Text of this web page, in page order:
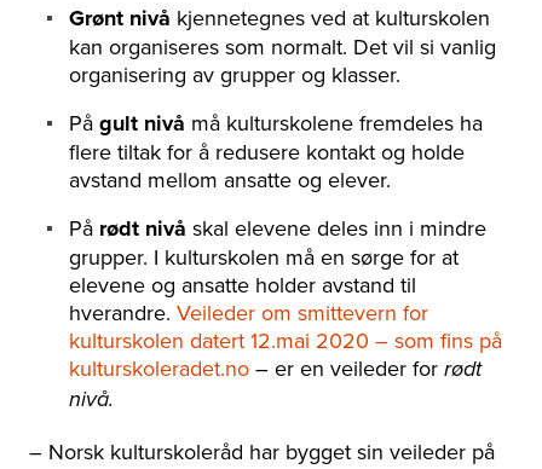
Grønt nivå kjennetegnes ved at kulturskolen
kan organiseres som normalt. Det vil si vanlig
organisering av grupper og klasser.
På gult nivå må kulturskolene fremdeles ha
flere tiltak for å redusere kontakt og holde
avstand mellom ansatte og elever.
På rødt nivå skal elevene deles inn i mindre
grupper. I kulturskolen må en sørge for at
elevene og ansatte holder avstand til
hverandre. Veileder om smittevern for
kulturskolen datert 12.mai 2020 – som fins på
kulturskoleradet.no – er en veileder for rødt
nivå.
– Norsk kulturskoleråd har bygget sin veileder på